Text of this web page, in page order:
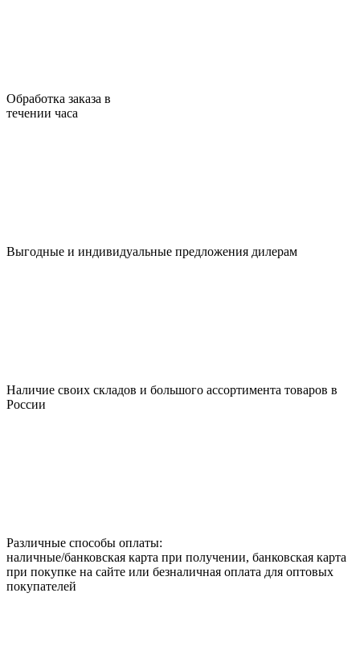
Обработка заказа в
течении часа
Выгодные и индивидуальные предложения дилерам
Наличие своих складов и большого ассортимента товаров в
России
Различные способы оплаты:
наличные/банковская карта при получении, банковская карта
при покупке на сайте или безналичная оплата для оптовых
покупателей